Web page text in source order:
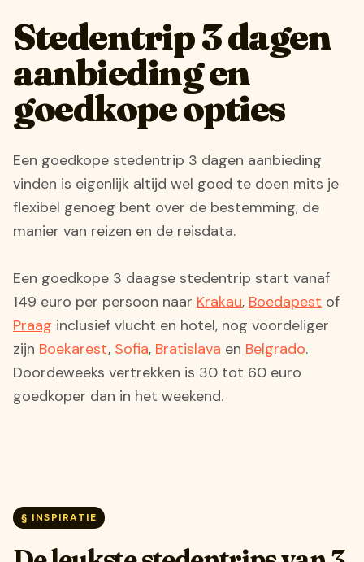
Stedentrip 3 dagen
aanbieding en
goedkope opties
Een goedkope stedentrip 3 dagen aanbieding
vinden is eigenlijk altijd wel goed te doen mits je
flexibel genoeg bent over de bestemming, de
manier van reizen en de reisdata.
Een goedkope 3 daagse stedentrip start vanaf
149 euro per persoon naar Krakau, Boedapest of
Praag inclusief vlucht en hotel, nog voordeliger
zijn Boekarest, Sofia, Bratislava en Belgrado.
Doordeweeks vertrekken is 30 tot 60 euro
goedkoper dan in het weekend.
§ INSPIRATIE